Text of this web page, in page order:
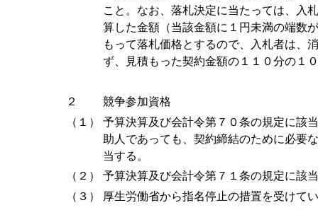
こと。なお、落札決定に当たっては、入
算した金額（当該金額に１円未満の端数
もって落札価格とするので、入札者は、
ず、見積もった契約金額の１１０分の１
２
競争参加資格
（１）
予算決算及び会計令第７０条の規定に該
助人であっても、契約締結のために必要
当する。
（２）
予算決算及び会計令第７１条の規定に該
（３）
厚生労働省から指名停止の措置を受けて